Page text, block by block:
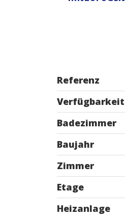
Referenz
Verfügbarkeit
Badezimmer
Baujahr
Zimmer
Etage
Heizanlage